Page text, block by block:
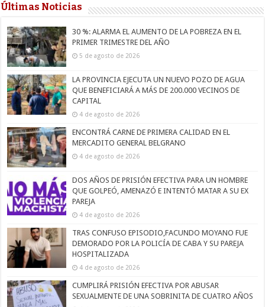
Últimas Noticias
30 %: ALARMA EL AUMENTO DE LA POBREZA EN EL
PRIMER TRIMESTRE DEL AÑO
5 de agosto de 2026
LA PROVINCIA EJECUTA UN NUEVO POZO DE AGUA
QUE BENEFICIARÁ A MÁS DE 200.000 VECINOS DE
CAPITAL
4 de agosto de 2026
ENCONTRÁ CARNE DE PRIMERA CALIDAD EN EL
MERCADITO GENERAL BELGRANO
4 de agosto de 2026
DOS AÑOS DE PRISIÓN EFECTIVA PARA UN HOMBRE
QUE GOLPEÓ, AMENAZÓ E INTENTÓ MATAR A SU EX
PAREJA
4 de agosto de 2026
TRAS CONFUSO EPISODIO,FACUNDO MOYANO FUE
DEMORADO POR LA POLICÍA DE CABA Y SU PAREJA
HOSPITALIZADA
4 de agosto de 2026
CUMPLIRÁ PRISIÓN EFECTIVA POR ABUSAR
SEXUALMENTE DE UNA SOBRINITA DE CUATRO AÑOS